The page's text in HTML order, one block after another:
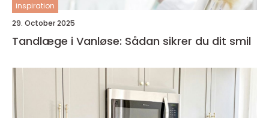
inspiration
29. October 2025
Tandlæge i Vanløse: Sådan sikrer du dit smil